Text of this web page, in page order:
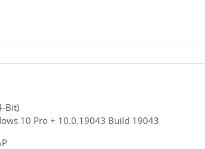
Bit)
10 Pro + 10.0.19043 Build 19043